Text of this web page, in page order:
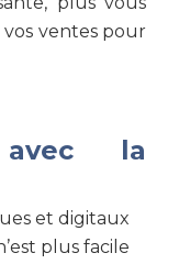
ventes pour
avec la
et digitaux
plus facile